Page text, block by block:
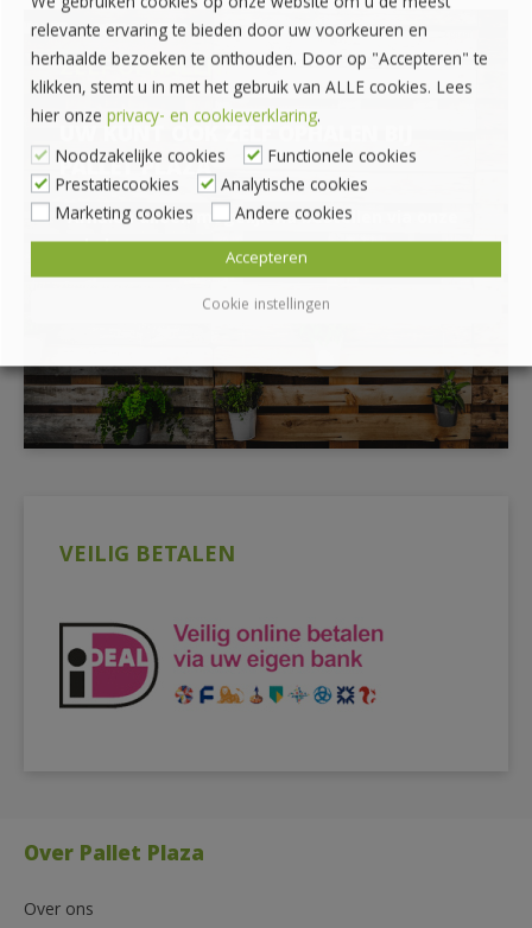
ZELF OPHALEN?
UW KUNT OOK ZELF OPHALEN BIJ
PALLET PLAZA
*Afhalen alleen mogelijk na bestellen via onze
webshop
VEILIG BETALEN
Over Pallet Plaza
Over ons
relevante ervaring te bieden door uw voorkeuren en
herhaalde bezoeken te onthouden. Door op "Accepteren" te
klikken, stemt u in met het gebruik van ALLE cookies. Lees
hier onze privacy- en cookieverklaring.
Noodzakelijke cookies
Functionele cookies
Prestatiecookies
Analytische cookies
Marketing cookies
Andere cookies
Cookie instellingen
Accepteren